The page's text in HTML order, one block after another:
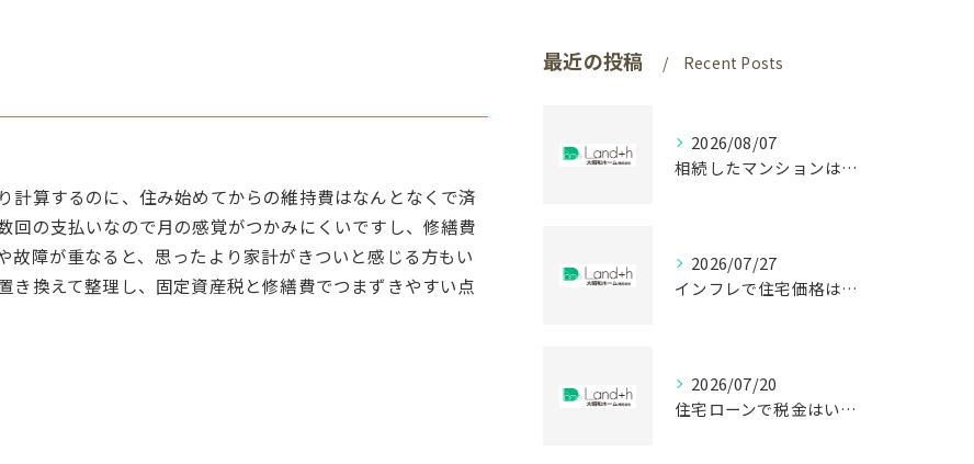
計算するのに、住み始めてからの維持費はなんとなくで済
回の支払いなので月の感覚がつかみにくいですし、修繕費
故障が重なると、思ったより家計がきついと感じる方もい
き換えて整理し、固定資産税と修繕費でつまずきやすい点
最近の投稿 Recent Posts
2026/08/07
相続したマンションはいつ売却する？税金で差が出る時期
2026/07/27
インフレで住宅価格は上がる？静岡で買う前に知る盲点
2026/07/20
住宅ローンで税金はいくら戻る？建売購入前の盲点